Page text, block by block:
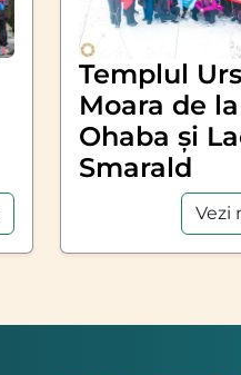
Templul
Moara de la
Ohaba și
Smarald
Vezi